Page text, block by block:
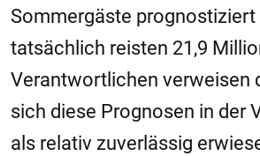
Sommergäste prognostiziert
tatsächlich reisten 21,9
Verantwortlichen verweisen
sich diese Prognosen in der
als relativ zuverlässig